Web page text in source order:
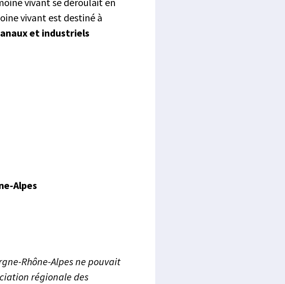
vivant est destiné à
et industriels
Alpes
Rhône-Alpes ne pouvait
régionale des